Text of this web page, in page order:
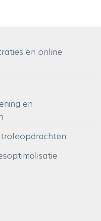
en online
en